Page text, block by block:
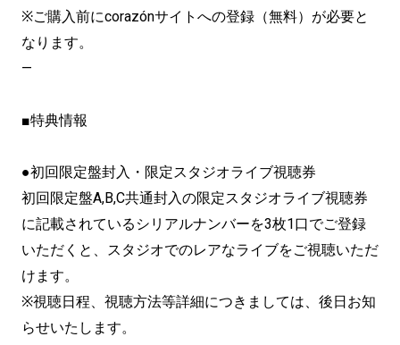
※ご購入前にcorazónサイトへの登録（無料）が必要と
なります。
—
■特典情報
●初回限定盤封入・限定スタジオライブ視聴券
初回限定盤A,B,C共通封入の限定スタジオライブ視聴券
に記載されているシリアルナンバーを3枚1口でご登録
いただくと、スタジオでのレアなライブをご視聴いただ
けます。
※視聴日程、視聴方法等詳細につきましては、後日お知
らせいたします。